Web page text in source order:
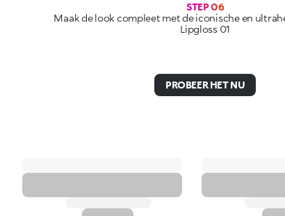
STEP 06
Maak de look compleet met de iconische en
Lipgloss 01
PROBEER HET NU